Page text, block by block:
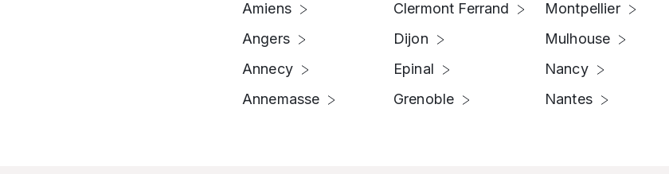
Amiens
Angers
Annecy
Annemasse
Clermont Ferrand
Dijon
Epinal
Grenoble
Montpellier
Mulhouse
Nancy
Nantes